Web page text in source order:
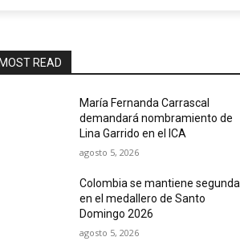
READ
María Fernanda Carrascal
demandará nombramiento de
Lina Garrido en el ICA
agosto 5, 2026
Colombia se mantiene segunda
en el medallero de Santo
Domingo 2026
agosto 5, 2026